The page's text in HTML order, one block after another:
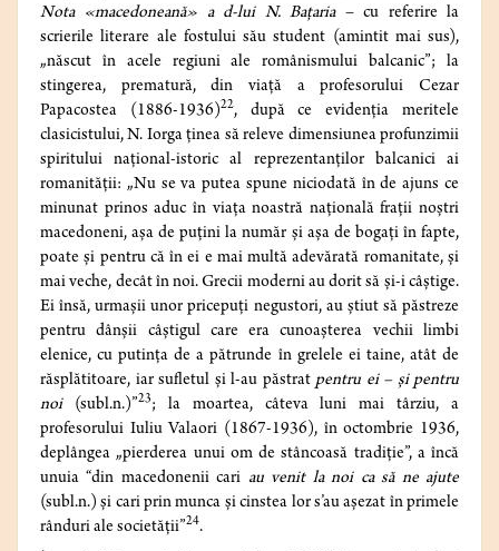
Nota «macedoneană» a d-lui N. Baţaria– cu referire la
scrierile literare ale fostului său student (amintit mai sus),
„născut în acele regiuni ale românismului balcanic”; la
stingerea, prematură, din viaţă a profesorului Cezar
Papacostea (1886-1936)22, după ce evidenţia meritele
clasicistului, N. Iorga ţinea să releve dimensiunea profunzimii
spiritului naţional-istoric al reprezentanţilor balcanici ai
romanităţii: „Nu se va putea spune niciodată în de ajuns ce
minunat prinos aduc în viaţa noastră naţională fraţii noştri
macedoneni, aşa de puţini la număr şi aşa de bogaţi în fapte,
poate şi pentru că în ei e mai multă adevărată romanitate, şi
mai veche, decât în noi. Grecii moderni au dorit să şi-i câştige.
Ei însă, urmaşii unor pricepuţi negustori, au ştiut să păstreze
pentru dânşii câştigul care era cunoaşterea vechii limbi
elenice, cu putinţa de a pătrunde în grelele ei taine, atât de
răsplătitoare, iar sufletul şi l-au păstrat pentru ei – şi pentru
noi(subl.n.)”23; la moartea, câteva luni mai târziu, a
profesorului Iuliu Valaori (1867-1936), în octombrie 1936,
deplângea „pierderea unui om de stâncoasă tradiţie”, a încă
unuia “din macedonenii cari au venit la noi ca să ne ajute
(subl.n.) şi cari prin munca şi cinstea lor s’au aşezat în primele
rânduri ale societăţii”24.